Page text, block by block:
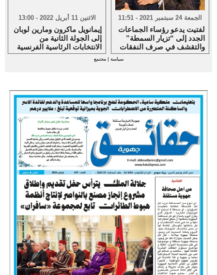
الاثنين 11 أبريل 2022 - 13:00
إيمانويل ماكرون ومارين لوبان
إلى الجولة الثانية من
الانتخابات الرئاسية الفرنسية
الجمعة 24 سبتمبر 2021 - 11:51
لفتيت يدعو رؤساء الجماعات
الجدد إلى “تزيار السمطة”
والتقشف في صرف النفقات
سياسة |مجتمع